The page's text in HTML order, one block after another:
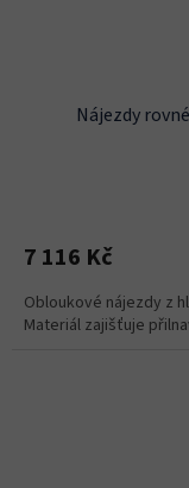
Nájezdy
7 116 Kč
Obloukové nájezdy z
Materiál zajišťuje